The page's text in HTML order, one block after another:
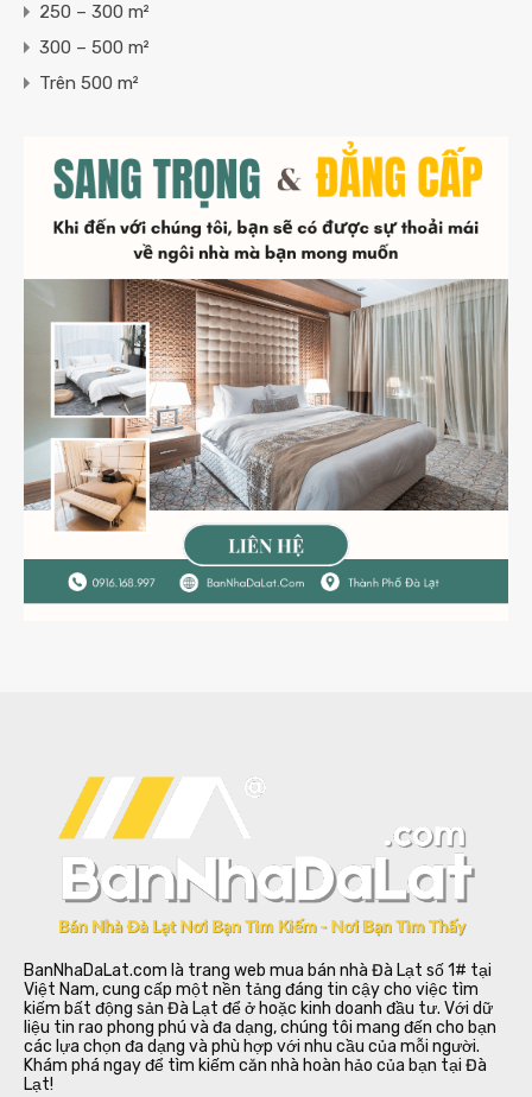
250 – 300 m²
300 – 500 m²
Trên 500 m²
BanNhaDaLat.com là trang web mua bán nhà Đà Lạt số 1# tại
Việt Nam, cung cấp một nền tảng đáng tin cậy cho việc tìm
kiếm bất động sản Đà Lạt để ở hoặc kinh doanh đầu tư. Với dữ
liệu tin rao phong phú và đa dạng, chúng tôi mang đến cho bạn
các lựa chọn đa dạng và phù hợp với nhu cầu của mỗi người.
Khám phá ngay để tìm kiếm căn nhà hoàn hảo của bạn tại Đà
Lạt!